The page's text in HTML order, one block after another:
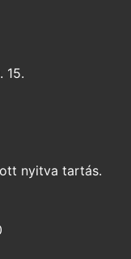
15.
nyitva tartás.